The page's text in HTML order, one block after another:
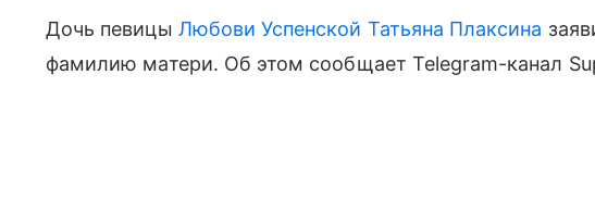
Дочь певицы Любови Успенской Татьяна Плаксина
фамилию матери. Об этом сообщает Telegram-канал